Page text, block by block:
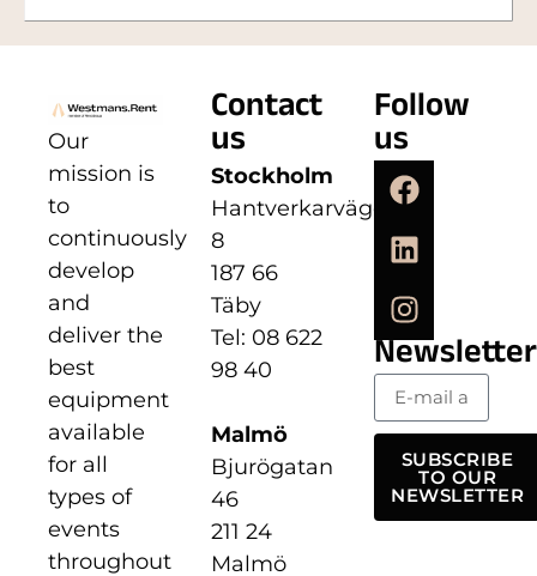
Our
mission is
to
continuously
develop
and
deliver the
best
equipment
available
for all
types of
events
throughout
Contact
us
Stockholm
Hantverkarvägen
8
187 66
Täby
Tel: 08 622
98 40
Malmö
Bjurögatan
46
211 24
Malmö
Follow
us
SUBSCRIBE
TO OUR
NEWSLETTER